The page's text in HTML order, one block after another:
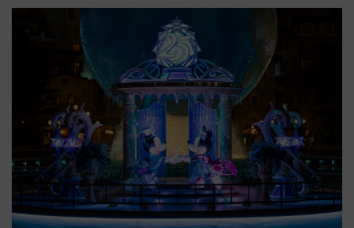
饅」、オムライス専門店「肉と
たまご」新グルメ続々登場！
【2026年8月】
軽に 運行ダイヤ・運賃を解説